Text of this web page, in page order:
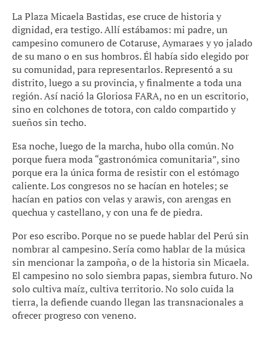
La Plaza Micaela Bastidas, ese cruce de historia y
dignidad, era testigo. Allí estábamos: mi padre, un
campesino comunero de Cotaruse, Aymaraes y yo jalado
de su mano o en sus hombros. Él había sido elegido por
su comunidad, para representarlos. Representó a su
distrito, luego a su provincia, y finalmente a toda una
región. Así nació la Gloriosa FARA, no en un escritorio,
sino en colchones de totora, con caldo compartido y
sueños sin techo.
Esa noche, luego de la marcha, hubo olla común. No
porque fuera moda “gastronómica comunitaria”, sino
porque era la única forma de resistir con el estómago
caliente. Los congresos no se hacían en hoteles; se
hacían en patios con velas y arawis, con arengas en
quechua y castellano, y con una fe de piedra.
Por eso escribo. Porque no se puede hablar del Perú sin
nombrar al campesino. Sería como hablar de la música
sin mencionar la zampoña, o de la historia sin Micaela.
El campesino no solo siembra papas, siembra futuro. No
solo cultiva maíz, cultiva territorio. No solo cuida la
tierra, la defiende cuando llegan las transnacionales a
ofrecer progreso con veneno.